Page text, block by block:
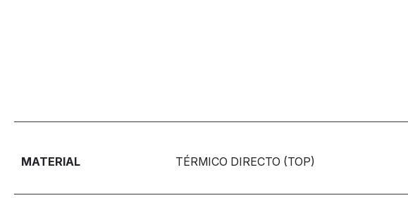
MATERIAL TÉRMICO DIRECTO (TOP)